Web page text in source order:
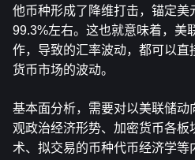
他币种形成了降维打击，锚定美
99.3%左右。这也就意味着，美
作，导致的汇率波动，都可以直
货币市场的波动。
基本面分析，需要对以美联储动
观政治经济形势、加密货币各板
术、拟交易的币种代币经济学等